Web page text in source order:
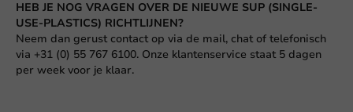
HEB JE NOG VRAGEN OVER DE NIEUWE SUP (SINGLE-
USE-PLASTICS) RICHTLIJNEN?
Neem dan gerust contact op via de mail, chat of telefonisch
via +31 (0) 55 767 6100. Onze klantenservice staat 5 dagen
per week voor je klaar.